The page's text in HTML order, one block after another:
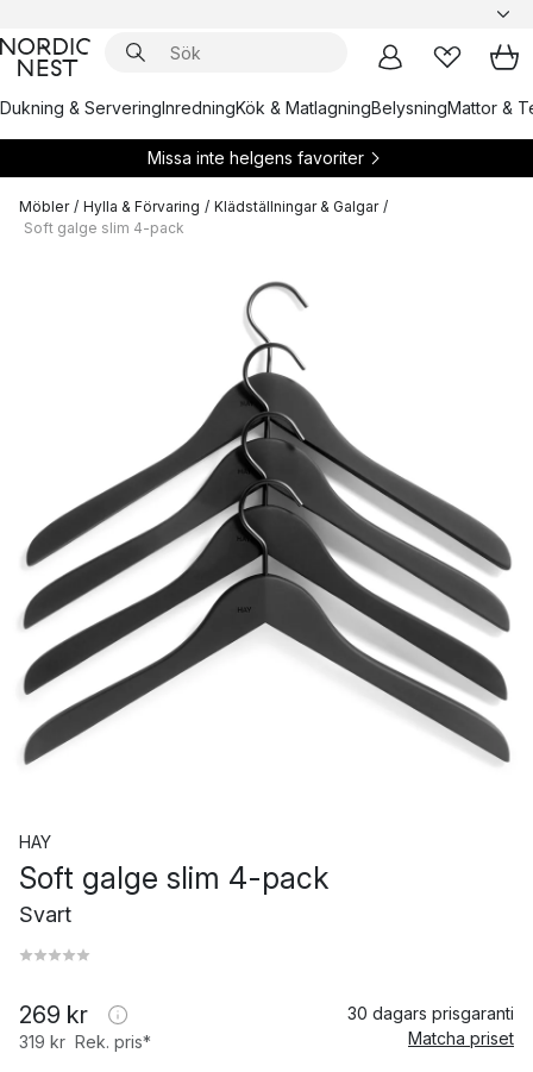
Dukning & ServeringInredningKök & MatlagningBelysningMattor &
Missa inte helgens favoriter
Möbler / Hylla & Förvaring / Klädställningar & Galgar /
Soft galge slim 4-pack
HAY
Soft galge slim 4-pack
Svart
269 kr
319 kr Rek. pris*
30 dagars prisgaranti
Matcha priset